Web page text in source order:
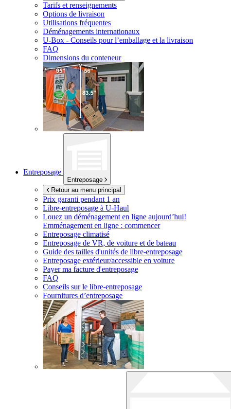
Tarifs et renseignements
Options de livraison
Utilisations fréquentes
Déménagements internationaux
U-Box - Conseils pour l’emballage et la livraison
FAQ
Dimensions du conteneur
Entreposage
Entreposage
Retour au menu principal
Prix garanti pendant 1 an
Libre-entreposage à U-Haul
Louez un déménagement en ligne aujourd’hui!
Emménagement en ligne : commencer
Entreposage climatisé
Entreposage de VR, de voiture et de bateau
Guide des tailles d'unités de libre-entreposage
Entreposage extérieur/accessible en voiture
Payer ma facture d'entreposage
FAQ
Conseils sur le libre-entreposage
Fournitures d’entreposage